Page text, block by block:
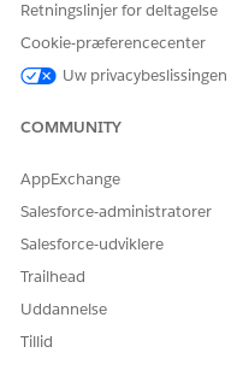
Aktiver salgsmetodologi
Hvis du vil have dine
status ved brug af en
Retningslinjer for deltagelse
Cookie-præferencecenter
Uw privacybeslissingen
COMMUNITY
AppExchange
Salesforce-administratorer
Salesforce-udviklere
Trailhead
Uddannelse
Tillid